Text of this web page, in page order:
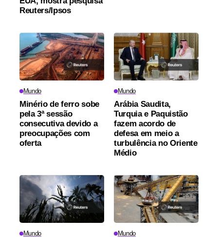
Reuters/Ipsos
Mundo
Minério de ferro sobe
pela 3ª sessão
consecutiva devido a
preocupações com
oferta
Mundo
Arábia Saudita,
Turquia e Paquistão
fazem acordo de
defesa em meio a
turbulência no Oriente
Médio
Mundo Mundo